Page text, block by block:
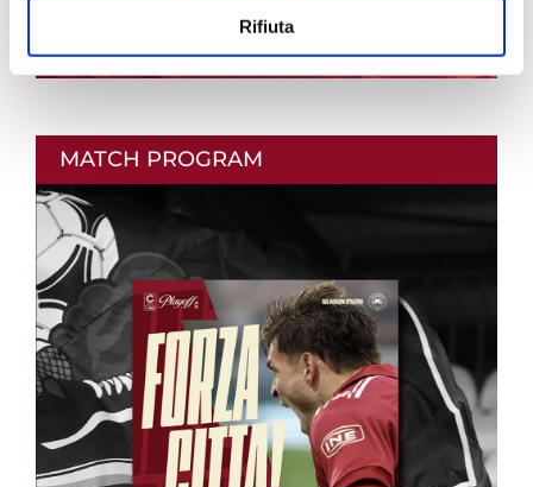
Rifiuta
MATCH PROGRAM